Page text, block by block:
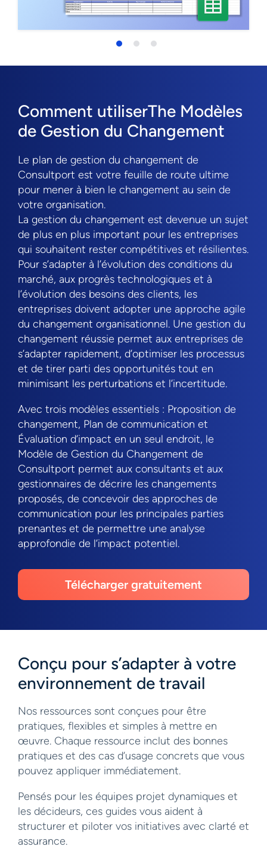
Comment utiliserThe Modèles
de Gestion du Changement
Le plan de gestion du changement de
Consultport est votre feuille de route ultime
pour mener à bien le changement au sein de
votre organisation.
La gestion du changement est devenue un sujet
de plus en plus important pour les entreprises
qui souhaitent rester compétitives et résilientes.
Pour s’adapter à l’évolution des conditions du
marché, aux progrès technologiques et à
l’évolution des besoins des clients, les
entreprises doivent adopter une approche agile
du changement organisationnel. Une gestion du
changement réussie permet aux entreprises de
s’adapter rapidement, d’optimiser les processus
et de tirer parti des opportunités tout en
minimisant les perturbations et l’incertitude.
Avec trois modèles essentiels : Proposition de
changement, Plan de communication et
Évaluation d’impact en un seul endroit, le
Modèle de Gestion du Changement de
Consultport permet aux consultants et aux
gestionnaires de décrire les changements
proposés, de concevoir des approches de
communication pour les principales parties
prenantes et de permettre une analyse
approfondie de l’impact potentiel.
Télécharger gratuitement
Conçu pour s’adapter à votre
environnement de travail
Nos ressources sont conçues pour être
pratiques, flexibles et simples à mettre en
œuvre. Chaque ressource inclut des bonnes
pratiques et des cas d’usage concrets que vous
pouvez appliquer immédiatement.
Pensés pour les équipes projet dynamiques et
les décideurs, ces guides vous aident à
structurer et piloter vos initiatives avec clarté et
assurance.